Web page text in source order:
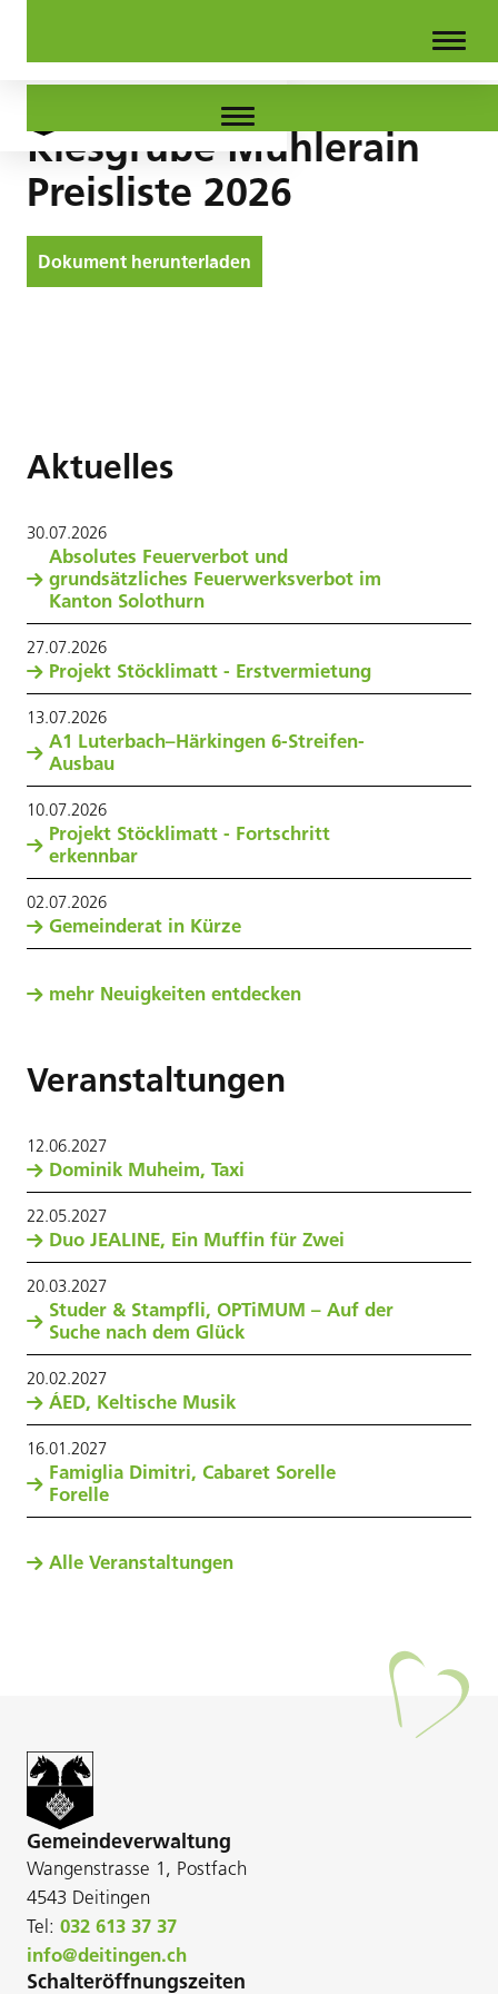
Kiesgrube Mühlerain
Preisliste 2026
Dokument herunterladen
Aktuelles
30.07.2026
Absolutes Feuerverbot und
grundsätzliches Feuerwerksverbot im
Kanton Solothurn
27.07.2026
Projekt Stöcklimatt - Erstvermietung
13.07.2026
A1 Luterbach–Härkingen 6-Streifen-
Ausbau
10.07.2026
Projekt Stöcklimatt - Fortschritt
erkennbar
02.07.2026
Gemeinderat in Kürze
mehr Neuigkeiten entdecken
Veranstaltungen
12.06.2027
Dominik Muheim, Taxi
22.05.2027
Duo JEALINE, Ein Muffin für Zwei
20.03.2027
Studer & Stampfli, OPTiMUM – Auf der
Suche nach dem Glück
20.02.2027
ÁED, Keltische Musik
16.01.2027
Famiglia Dimitri, Cabaret Sorelle
Forelle
Alle Veranstaltungen
Gemeindeverwaltung
Wangenstrasse 1, Postfach
4543 Deitingen
Tel: 032 613 37 37
info@deitingen.ch
Schalteröffnungszeiten